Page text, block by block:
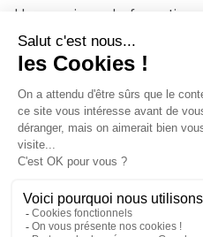
Un organisme de formation
Un conseiller
© 2026 - Côté Formations - par
Menu Pied de page